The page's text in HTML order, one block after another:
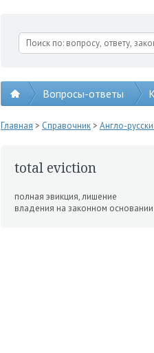
Вопросы-ответы
Главная > Справочник> Англо-
total eviction
полная эвикция, лише­ние
владения на законном